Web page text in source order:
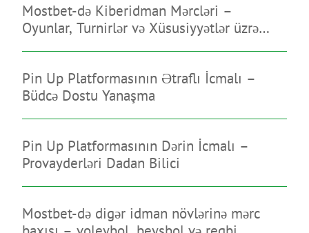
Mostbet-də Kiberidman Mərcləri –
Oyunlar, Turnirlər və Xüsusiyyətlər üzrə
Pin Up Platformasının Ətraflı İcmalı –
Büdcə Dostu Yanaşma
Pin Up Platformasının Dərin İcmalı –
Provayderləri Dadan Bilici
Mostbet-də digər idman növlərinə mərc